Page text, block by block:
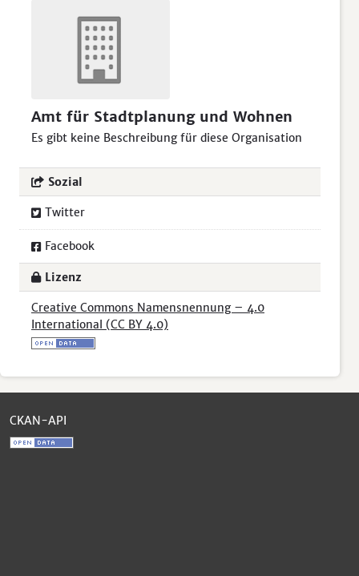
Amt für Stadtplanung und Wohnen
Es gibt keine Beschreibung für diese Organisation
Sozial
Twitter
Facebook
Lizenz
Creative Commons Namensnennung – 4.0
International (CC BY 4.0)
CKAN-API